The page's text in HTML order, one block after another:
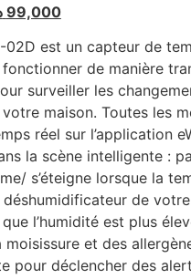
99,000
02D est un capteur de
de manière
surveiller les
votre maison. Toutes les
réel sur l’application
la scène intelligente :
s’éteigne lorsque la
de
l’humidité est plus
moisissure et des
pour déclencher des